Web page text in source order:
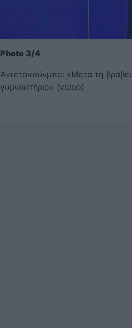
Photo 3/4
Αντετοκούνμπο: «Μετά τη
γυμναστήριο» (video)